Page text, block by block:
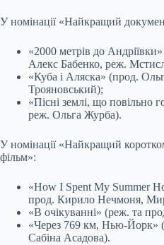
У номінації «Найкращий
«2000 метрів до
Алекс Бабенко, реж.
«Куба і Аляска» (прод.
Трояновський);
«Пісні землі, що повільно
реж. Ольга Журба).
У номінації «Найкращий
фільм»:
«How I Spent My Summer
прод. Кирило Нечмоня,
«В очікуванні» (реж. та
«Через 769 км, Нью-Йорк»
Сабіна Асадова).